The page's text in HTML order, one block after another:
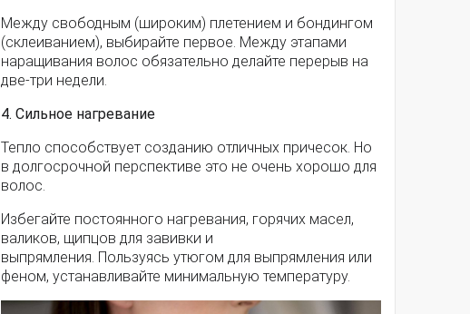
Между свободным (широким) плетением и бондингом
(склеиванием), выбирайте первое. Между этапами
наращивания волос обязательно делайте перерыв на
две-три недели.
4. Сильное нагревание
Тепло способствует созданию отличных причесок. Но
в долгосрочной перспективе это не очень хорошо для
волос.
Избегайте постоянного нагревания, горячих масел,
валиков, щипцов для завивки и
выпрямления. Пользуясь утюгом для выпрямления или
феном, устанавливайте минимальную температуру.